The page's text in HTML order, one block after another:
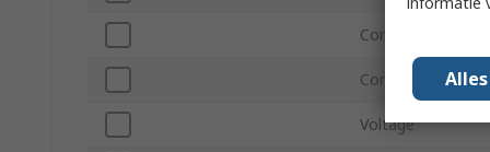
Connector Gender
Contact Material
Voltage